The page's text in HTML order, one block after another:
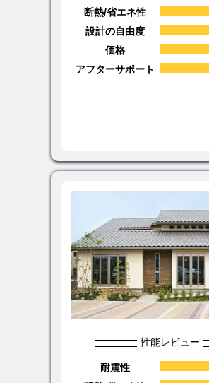
断熱/省エネ性
設計の自由度
価格
アフターサポート
性能レビュー
耐震性